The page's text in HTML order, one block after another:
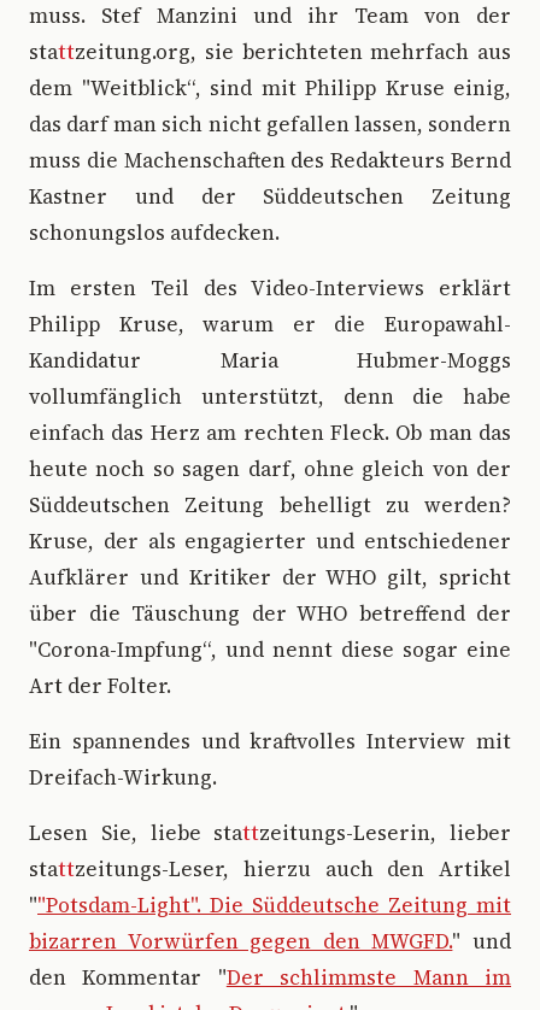
muss. Stef Manzini und ihr Team von der
stattzeitung.org, sie berichteten mehrfach aus
dem "Weitblick“, sind mit Philipp Kruse einig,
das darf man sich nicht gefallen lassen, sondern
muss die Machenschaften des Redakteurs Bernd
Kastner und der Süddeutschen Zeitung
schonungslos aufdecken.
Im ersten Teil des Video-Interviews erklärt
Philipp Kruse, warum er die Europawahl-
Kandidatur Maria Hubmer-Moggs
vollumfänglich unterstützt, denn die habe
einfach das Herz am rechten Fleck. Ob man das
heute noch so sagen darf, ohne gleich von der
Süddeutschen Zeitung behelligt zu werden?
Kruse, der als engagierter und entschiedener
Aufklärer und Kritiker der WHO gilt, spricht
über die Täuschung der WHO betreffend der
"Corona-Impfung“, und nennt diese sogar eine
Art der Folter.
Ein spannendes und kraftvolles Interview mit
Dreifach-Wirkung.
Lesen Sie, liebe stattzeitungs-Leserin, lieber
stattzeitungs-Leser, hierzu auch den Artikel
""Potsdam-Light". Die Süddeutsche Zeitung mit
bizarren Vorwürfen gegen den MWGFD." und
den Kommentar "Der schlimmste Mann im